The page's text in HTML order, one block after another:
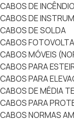
CABOS DE INCÊNDIO
CABOS DE
CABOS DE SOLDA
CABOS
CABOS MÓVEIS
CABOS PARA
CABOS PARA
CABOS DE MÉDIA
CABOS PARA
CABOS NORMAS